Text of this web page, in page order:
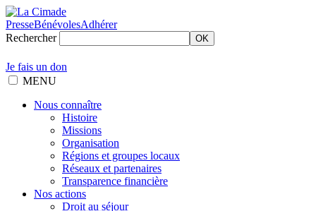
PresseBénévolesAdhérer
Rechercher
OK
Je fais un don
MENU
Nous connaître
Histoire
Missions
Organisation
Régions et groupes locaux
Réseaux et partenaires
Transparence financière
Nos actions
Droit au séjour